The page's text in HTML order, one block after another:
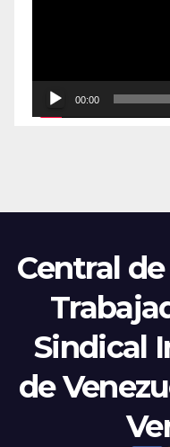
00:00
Central
Sindical
de